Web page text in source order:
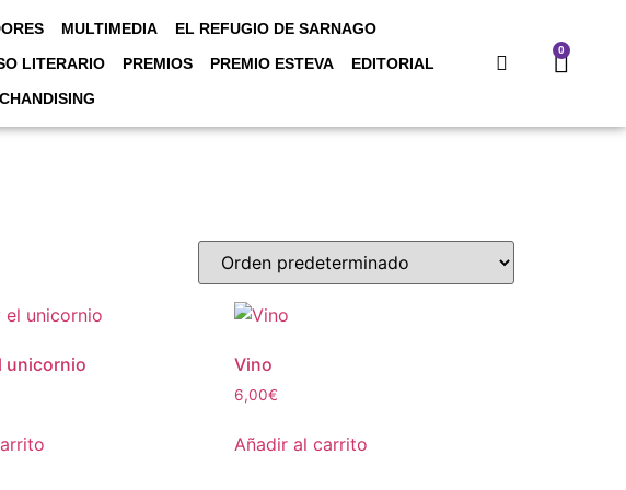
MULTIMEDIA
EL REFUGIO DE SARNAGO
LITERARIO PREMIOS PREMIO ESTEVA
EDITORIAL
0
unicornio Vino
6,00€
Añadir al carrito